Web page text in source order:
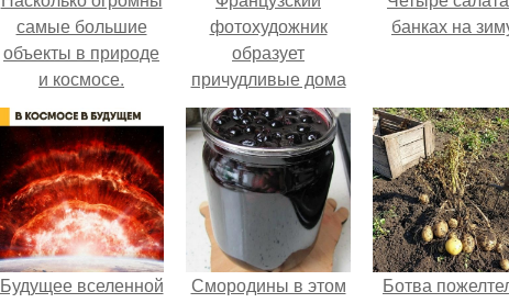
самые большие
объекты в природе
и космосе.
фотохудожник
образует
причудливые дома
из домов, которые
называет
"Вавилоны".
банках на
Будущее вселенной
Смородины в этом
Ботва